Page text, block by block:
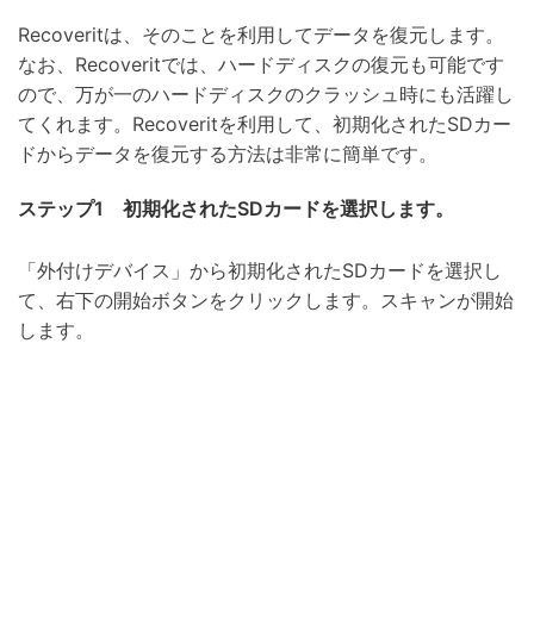
Recoveritは、そのことを利用してデータを復元します。
なお、Recoveritでは、ハードディスクの復元も可能です
ので、万が一のハードディスクのクラッシュ時にも活躍し
てくれます。Recoveritを利用して、初期化されたSDカー
ドからデータを復元する方法は非常に簡単です。
ステップ1 初期化されたSDカードを選択します。
「外付けデバイス」から初期化されたSDカードを選択し
て、右下の開始ボタンをクリックします。スキャンが開始
します。